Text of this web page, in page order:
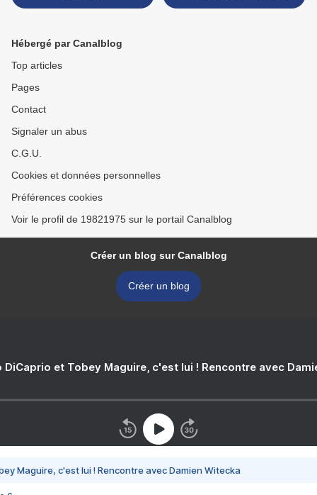
feuilletée >
Hébergé par Canalblog
Top articles
Pages
Contact
Signaler un abus
C.G.U.
Cookies et données personnelles
Préférences cookies
Voir le profil de 19821975 sur le portail Canalblog
Créer un blog sur Canalblog
Créer un blog
DiCaprio et Tobey Maguire, c'est lui ! Rencontre avec
Maguire, c'est lui ! Rencontre avec Damien Witecka